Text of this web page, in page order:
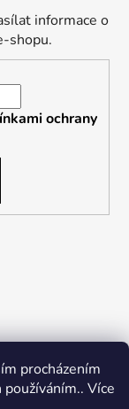
procházením
Více
informace o
shopu.
ochrany